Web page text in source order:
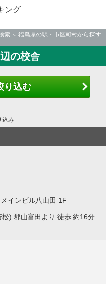
ング
索
福島県の駅・市区町村から探す
の校舎
り込む
込み
インビル八山田 1F
) 郡山富田より 徒歩 約16分